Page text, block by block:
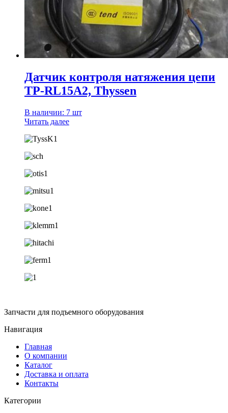
Датчик контроля натяжения цепи
TP-RL15A2, Thyssen
В наличии: 7 шт
Читать далее
Запчасти для подъемного оборудования
Навигация
Главная
О компании
Каталог
Доставка и оплата
Контакты
Категории